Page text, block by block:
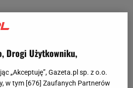
Drogi Użytkowniku,
„Akceptuję”, Gazeta.pl sp. z o.o.
w tym [676] Zaufanych Partnerów